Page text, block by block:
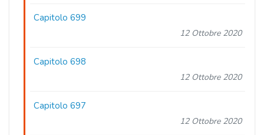
Capitolo 699
12 Ottobre 2020
Capitolo 698
12 Ottobre 2020
Capitolo 697
12 Ottobre 2020